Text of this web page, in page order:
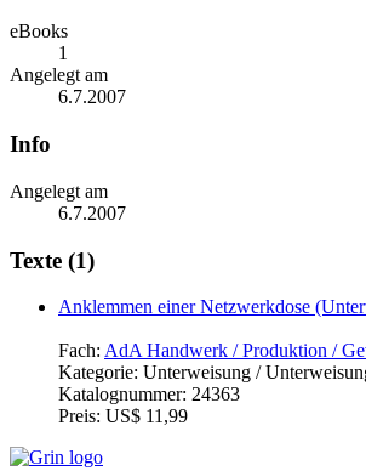
eBooks
1
Angelegt am
6.7.2007
Info
Angelegt am
6.7.2007
Texte (1)
Anklemmen einer Netzwerkdose
Fach: AdA Handwerk / Produktion /
Kategorie: Unterweisung /
Katalognummer: 24363
Preis: US$ 11,99